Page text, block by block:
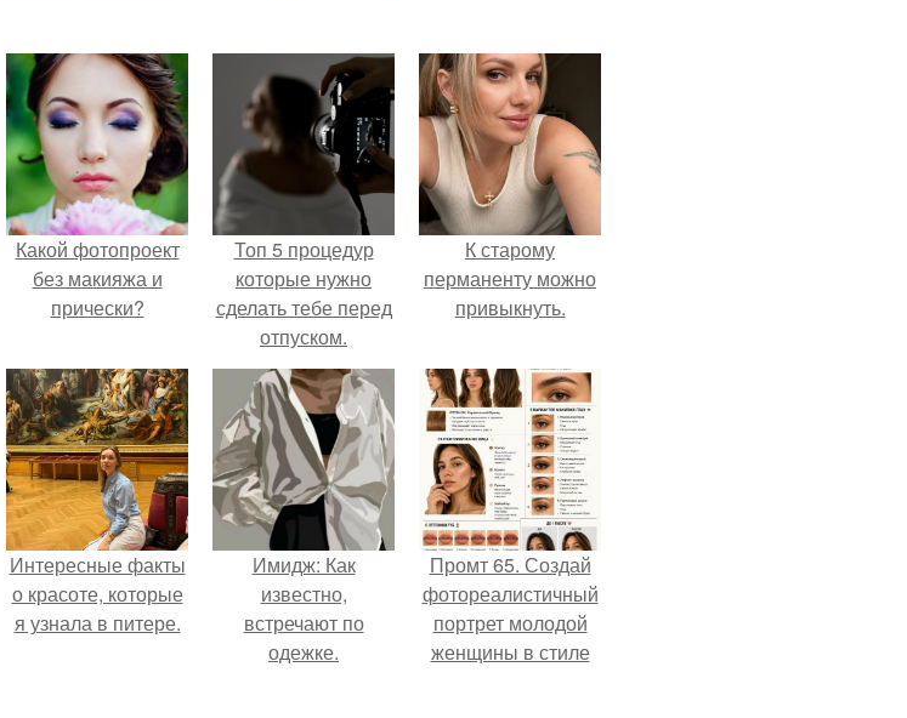
Какой фотопроект
без макияжа и
прически?
Топ 5 процедур
которые нужно
сделать тебе перед
отпуском.
К старому
перманенту можно
привыкнуть.
Интересные факты
о красоте, которые
я узнала в питере.
Имидж: Как
известно,
встречают по
одежке.
Промт 65. Создай
фотореалистичный
портрет молодой
женщины в стиле